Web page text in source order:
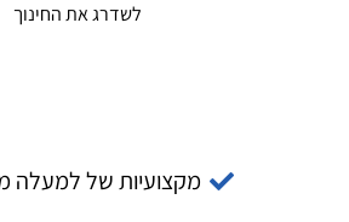
לשדרג את החינוך
מקצועיות של למעלה מ- 14